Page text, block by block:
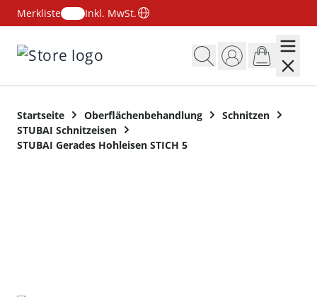
Merkliste
Inkl. MwSt.
Startseite Oberflächenbehandlung
Schnitzen
STUBAI Schnitzeisen
STUBAI Gerades Hohleisen STICH 5